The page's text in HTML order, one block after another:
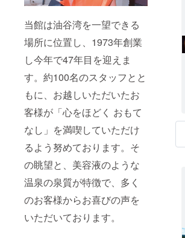
当館は油谷湾を一望できる
場所に位置し、1973年創業
し今年で47年目を迎えま
す。約100名のスタッフとと
もに、お越しいただいたお
客様が「心をほどく おもて
なし」を満喫していただけ
るよう努めております。そ
の眺望と、美容液のような
温泉の泉質が特徴で、多く
のお客様からお喜びの声を
いただいております。